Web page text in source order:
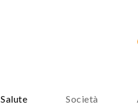
Salute Società